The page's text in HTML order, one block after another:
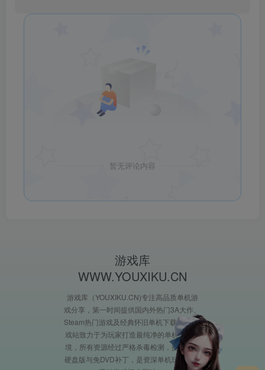
暂无评论内容
游戏库
WWW.YOUXIKU.CN
游戏库（YOUXIKU.CN)专注高品质单机游
戏分享，第一时间提供国内外热门3A大作、
Steam热门游戏及经典怀旧单机下载。XX游
戏站致力于为玩家打造最纯净的单机游戏环
境，所有资源经过严格杀毒检测，提供完整
硬盘版与免DVD补丁，是资深单机玩家必收